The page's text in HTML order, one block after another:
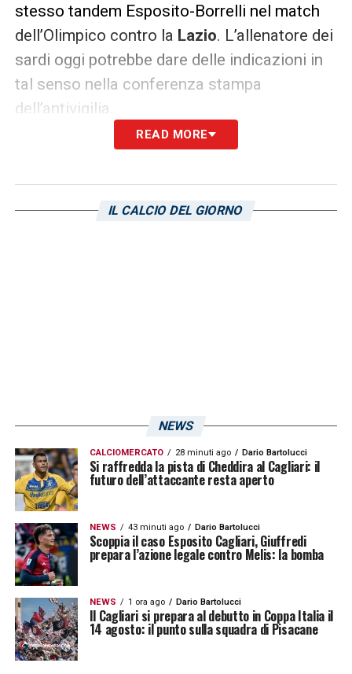
stesso tandem Esposito-Borrelli nel match
dell’Olimpico contro la Lazio. L’allenatore dei
sardi oggi potrebbe dare delle indicazioni in
tal senso nella conferenza stampa
dell’antivigilia.
Che sia l’uno o l’altro attaccante, contro la
copertura ad una squadra che anche a
READ MORE
IL CALCIO DEL GIORNO
NEWS
CALCIOMERCATO 28 minuti ago Dario Bartolucci
Si raffredda la pista di Cheddira al Cagliari: il
futuro dell’attaccante resta aperto
NEWS 43 minuti ago Dario Bartolucci
Scoppia il caso Esposito Cagliari, Giuffredi
prepara l’azione legale contro Melis: la bomba
NEWS 1 ora ago Dario Bartolucci
Il Cagliari si prepara al debutto in Coppa Italia il
14 agosto: il punto sulla squadra di Pisacane